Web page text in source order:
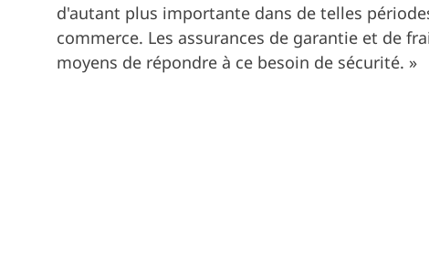
d'autant plus importante dans de telles
commerce. Les assurances de garantie et de
moyens de répondre à ce besoin de sécurité. »